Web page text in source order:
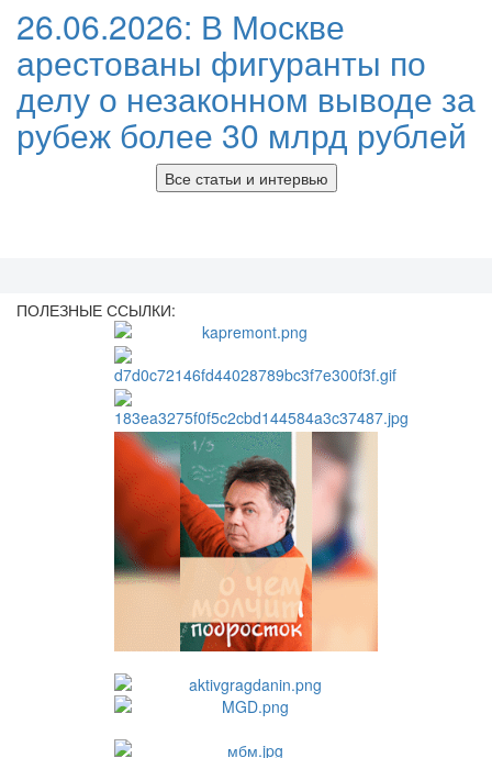
26.06.2026: В Москве
арестованы фигуранты по
делу о незаконном выводе за
рубеж более 30 млрд рублей
Все статьи и интервью
ПОЛЕЗНЫЕ ССЫЛКИ: